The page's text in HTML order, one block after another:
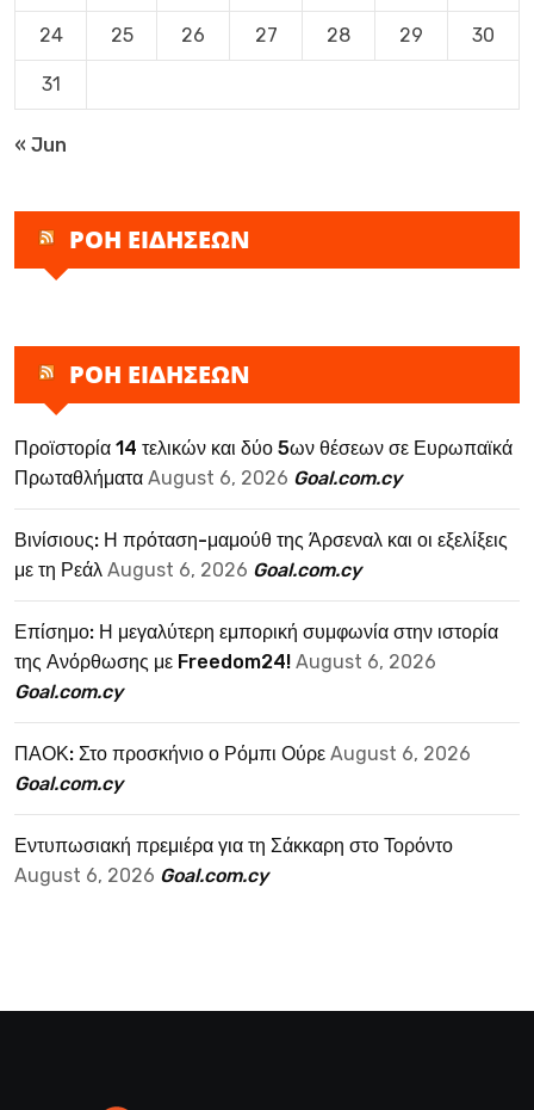
24 25 26 27 28 29 30
31
« Jun
ΡΟΗ ΕΙΔΗΣΕΩΝ
ΡΟΗ ΕΙΔΗΣΕΩΝ
Προϊστορία 14 τελικών και δύο 5ων θέσεων σε Ευρωπαϊκά
Πρωταθλήματα August 6, 2026 Goal.com.cy
Βινίσιους: Η πρόταση-μαμούθ της Άρσεναλ και οι εξελίξεις
με τη Ρεάλ August 6, 2026 Goal.com.cy
Επίσημο: Η μεγαλύτερη εμπορική συμφωνία στην ιστορία
της Ανόρθωσης με Freedom24! August 6, 2026
Goal.com.cy
ΠΑΟΚ: Στο προσκήνιο ο Ρόμπι Ούρε August 6, 2026
Goal.com.cy
Εντυπωσιακή πρεμιέρα για τη Σάκκαρη στο Τορόντο
August 6, 2026 Goal.com.cy